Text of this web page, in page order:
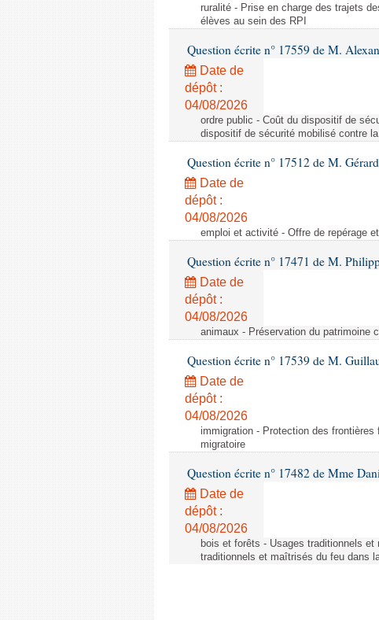
ruralité - Prise en charge des trajets
élèves au sein des RPI
Question écrite n° 17559 de M.
Date de
dépôt :
04/08/2026
ordre public - Coût du dispositif de
dispositif de sécurité mobilisé contre
Question écrite n° 17512 de M.
Date de
dépôt :
04/08/2026
emploi et activité - Offre de repérage
Question écrite n° 17471 de M.
Date de
dépôt :
04/08/2026
animaux - Préservation du patrimoine
Question écrite n° 17539 de M.
Date de
dépôt :
04/08/2026
immigration - Protection des
migratoire
Question écrite n° 17482 de Mme
Date de
dépôt :
04/08/2026
bois et forêts - Usages traditionnels
traditionnels et maîtrisés du feu dans